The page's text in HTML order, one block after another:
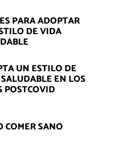
PARA ADOPTAR
DE VIDA
UN ESTILO DE
EN LOS
POSTCOVID
COMER SANO